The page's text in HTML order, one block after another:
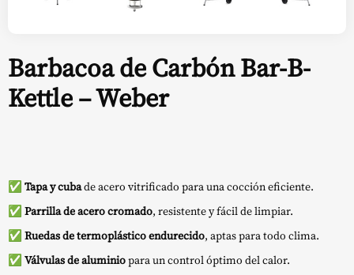
Barbacoa de Carbón Bar-B-
Kettle – Weber
✅ Tapa y cubade acero vitrificado para una cocción eficiente.
✅ Parrilla de acero cromado, resistente y fácil de limpiar.
✅ Ruedas de termoplástico endurecido, aptas para todo clima.
✅ Válvulas de aluminiopara un control óptimo del calor.